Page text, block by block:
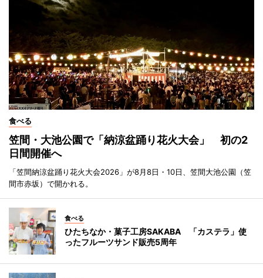
食べる
笠間・大池公園で「納涼盆踊り花火大会」 初の2
日間開催へ
「笠間納涼盆踊り花火大会2026」が8月8日・10日、笠間大池公園（笠
間市赤坂）で開かれる。
食べる
ひたちなか・菓子工房SAKABA 「カステラ」使
ったフルーツサンド販売5周年